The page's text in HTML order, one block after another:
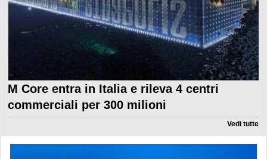
M Core entra in Italia e rileva 4 centri
commerciali per 300 milioni
Vedi tutte